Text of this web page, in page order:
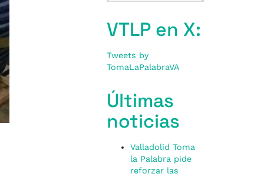
VTLP en X:
Tweets by
TomaLaPalabraVA
Últimas
noticias
Valladolid Toma
la Palabra pide
reforzar las